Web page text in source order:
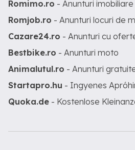
Romimo.ro - Anunturi imobiliare
Romjob.ro - Anunturi locuri de
Cazare24.ro - Anunturi cu
Bestbike.ro - Anunturi moto
Animalutul.ro - Anunturi
Startapro.hu - Ingyenes
Quoka.de - Kostenlose